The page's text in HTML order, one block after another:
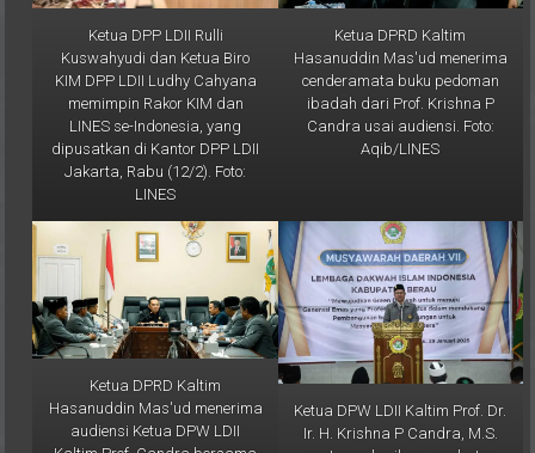
Ketua DPP LDII Rulli
Kuswahyudi dan Ketua Biro
KIM DPP LDII Ludhy Cahyana
memimpin Rakor KIM dan
LINES se-Indonesia, yang
dipusatkan di Kantor DPP LDII
Jakarta, Rabu (12/2). Foto:
LINES
Ketua DPRD Kaltim
Hasanuddin Mas'ud menerima
cenderamata buku pedoman
ibadah dari Prof. Krishna P
Candra usai audiensi. Foto:
Aqib/LINES
Ketua DPRD Kaltim
Hasanuddin Mas'ud menerima
audiensi Ketua DPW LDII
Ketua DPW LDII Kaltim Prof. Dr.
Ir. H. Krishna P Candra, M.S.